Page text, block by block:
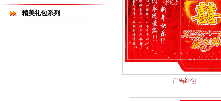
精美礼包系列
广告红包